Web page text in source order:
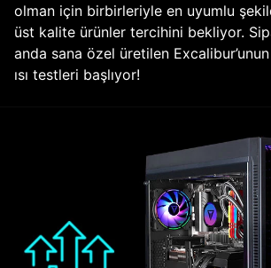
olman için birbirleriyle en uyumlu
üst kalite ürünler tercihini bekliyor.
anda sana özel üretilen
ısı testleri başlıyor!